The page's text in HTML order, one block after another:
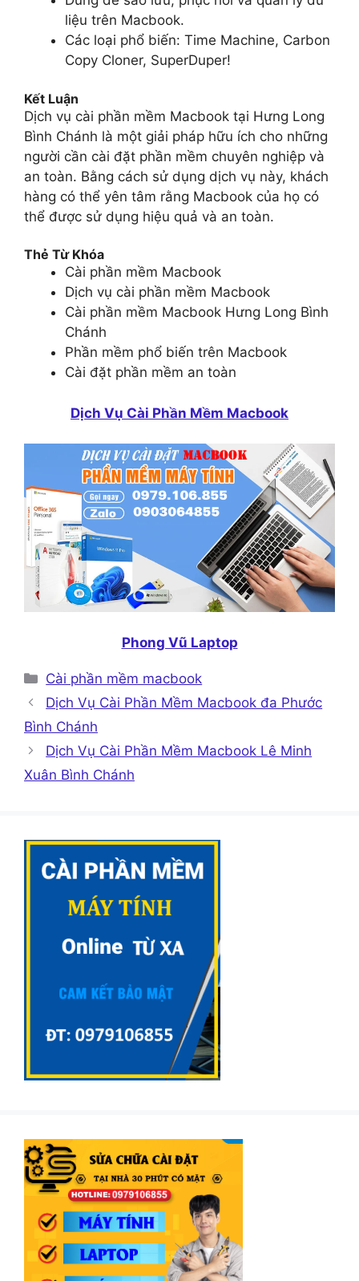
liệu trên Macbook.
Các loại phổ biến: Time Machine, Carbon
Copy Cloner, SuperDuper!
Kết Luận
Dịch vụ cài phần mềm Macbook tại Hưng Long
Bình Chánh là một giải pháp hữu ích cho những
người cần cài đặt phần mềm chuyên nghiệp và
an toàn. Bằng cách sử dụng dịch vụ này, khách
hàng có thể yên tâm rằng Macbook của họ có
thể được sử dụng hiệu quả và an toàn.
Thẻ Từ Khóa
Cài phần mềm Macbook
Dịch vụ cài phần mềm Macbook
Cài phần mềm Macbook Hưng Long Bình
Chánh
Phần mềm phổ biến trên Macbook
Cài đặt phần mềm an toàn
Dịch Vụ Cài Phần Mềm Macbook
Phong Vũ Laptop
Danh
mục
Cài phần mềm macbook
Dịch Vụ Cài Phần Mềm Macbook đa Phước
Bình Chánh
Dịch Vụ Cài Phần Mềm Macbook Lê Minh
Xuân Bình Chánh